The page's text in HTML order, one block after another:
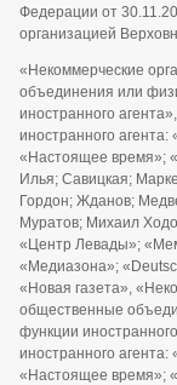
Федерации от
организацией
«Некоммерческие
объединения или
иностранного
иностранного
«Настоящее время»;
Илья; Савицкая;
Гордон; Жданов;
Муратов; Михаил
«Центр Левады»;
«Медиазона»;
«Новая газета»,
общественные
функции
иностранного
«Настоящее время»;